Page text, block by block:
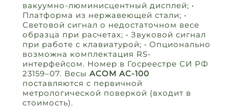
вакуумно-люминисцентный дисплей; •
Платформа из нержавеющей стали; •
Световой сигнал о недостаточном весе
образца при расчетах; • Звуковой сигнал
при работе с клавиатурой; • Опционально
возможна комплектация RS-
интерфейсом. Номер в Госреестре СИ РФ
23159–07. ВесыACOM АС-100
поставляются с первичной
метрологической поверкой (входит в
стоимость).